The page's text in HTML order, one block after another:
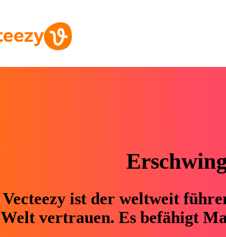
Vecteezy ist der weltweit
Welt vertrauen. Es befähigt